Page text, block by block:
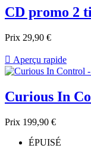
CD promo 2
Prix 29,90 €
 Aperçu rapide
Curious In
Prix 199,90 €
ÉPUISÉ